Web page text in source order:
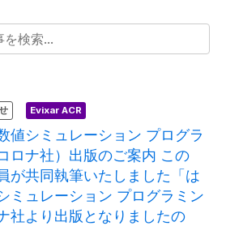
Evixar ACR
値シミュレーション プログラ
ロナ社）出版のご案内 この
が共同執筆いたしました「は
ミュレーション プログラミン
社より出版となりましたの